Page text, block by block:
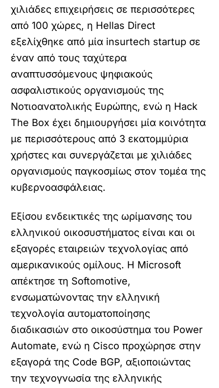
χιλιάδες επιχειρήσεις σε περισσότερες
από 100 χώρες, η Hellas Direct
εξελίχθηκε από μία insurtech startup σε
έναν από τους ταχύτερα
αναπτυσσόμενους ψηφιακούς
ασφαλιστικούς οργανισμούς της
Νοτιοανατολικής Ευρώπης, ενώ η Hack
The Box έχει δημιουργήσει μία κοινότητα
με περισσότερους από 3 εκατομμύρια
χρήστες και συνεργάζεται με χιλιάδες
οργανισμούς παγκοσμίως στον τομέα της
κυβερνοασφάλειας.
Εξίσου ενδεικτικές της ωρίμανσης του
ελληνικού οικοσυστήματος είναι και οι
εξαγορές εταιρειών τεχνολογίας από
αμερικανικούς ομίλους. Η Microsoft
απέκτησε τη Softomotive,
ενσωματώνοντας την ελληνική
τεχνολογία αυτοματοποίησης
διαδικασιών στο οικοσύστημα του Power
Automate, ενώ η Cisco προχώρησε στην
εξαγορά της Code BGP, αξιοποιώντας
την τεχνογνωσία της ελληνικής